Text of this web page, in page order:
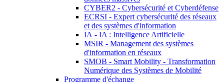
CYBER2 - Cybersécurité et Cyberdéfense
ECRSI - Expert cybersécurité des réseaux
et des systèmes d'information
IA - IA : Intelligence Artificielle
MSIR - Management des systèmes
d'information en réseaux
SMOB - Smart Mobility - Transformation
Numérique des Systèmes de Mobilité
Programme d'échange